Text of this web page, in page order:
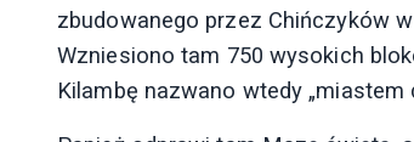
zbudowanego przez Chińczyków
Wzniesiono tam 750 wysokich
Kilambę nazwano wtedy „miastem